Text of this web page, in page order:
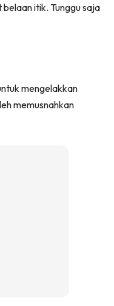
itik. Tunggu saja
mengelakkan
memusnahkan